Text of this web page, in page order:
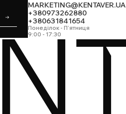
MARKETING@KENTAVER.UA
+380973262880
+380631841654
Понеділок - П'ятниця
9:00 - 17:30